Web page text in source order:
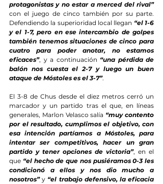
protagonistas y no estar a merced del rival”
con el juego de cinco también por su parte.
Defendiendo la superioridad local llegan “el 1-6
y el 1-7, pero en ese intercambio de golpes
también tenemos situaciones de cinco para
cuatro para poder anotar, no estamos
eficaces”, y a continuación “una pérdida de
balón nos cuesta el 2-7 y luego un buen
ataque de Móstoles es el 3-7”.
El 3-8 de Chus desde el diez metros cerró un
marcador y un partido tras el que, en líneas
generales, Marlon Velasco salía “muy contento
por el resultado, cumplimos el objetivo, con
esa intención partíamos a Móstoles, para
intentar ser competitivos, hacer un gran
partido y tener opciones de victoria”, en el
que “el hecho de que nos pusiéramos 0-3 les
condicionó a ellos y nos dio mucho a
nosotros” y “el trabajo defensivo, la eficacia